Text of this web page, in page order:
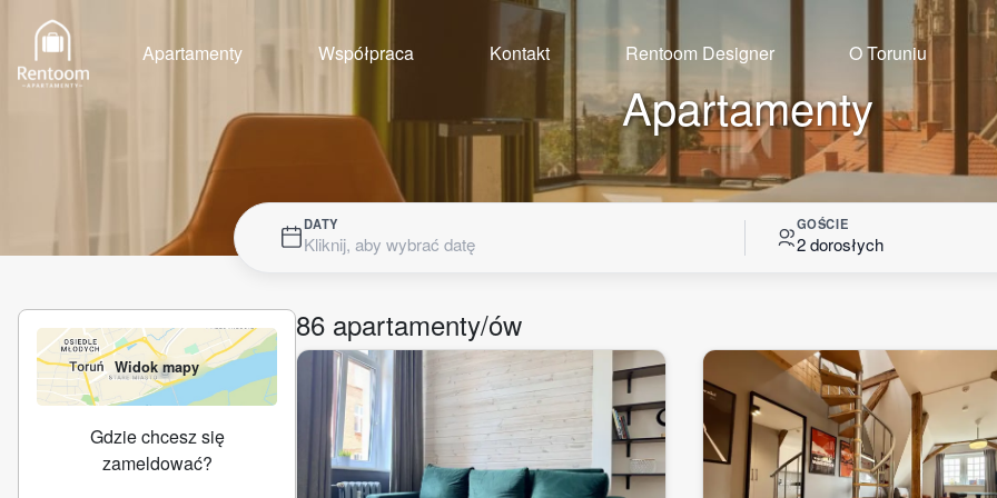
Apartamenty Współpraca Kontakt Rentoom Designer O Toruniu
Apartamenty
DATY
Kliknij, aby wybrać datę
GOŚCIE
2 dorosłych
Widok mapy
Gdzie chcesz się
zameldować?
86 apartamenty/ów